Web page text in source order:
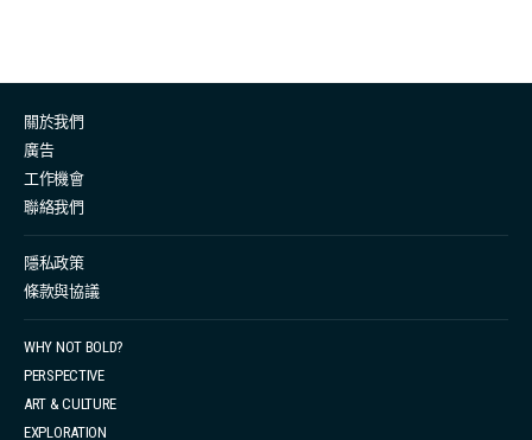
責銷售高級女性睡袍，卻發現僅有少數人有興趣。他忽發
奇想，自己找到便宜的布料，開了一家專門生產價格實
惠、樣式新穎的睡袍服裝店。這個品牌的營銷策略在於擅
用「便宜」的材料，生產一些市面上的「昂貴」款式，再
把價格減半，結果大受歡迎。 Amancio 後來有一個女兒，
名叫 Marta。她於大學畢業後決定由底層做起，到父親的
分店做著小店員的工作，由摺衫熨衫，到補倉、收銀，一
邊學習，一邊熟習公司架構，一做便是十五年，從未有過
特殊待遇。2022 年，這個女兒終於接手了父親的生意，並
關於我們
廣告
工作機會
聯絡我們
隱私政策
條款與協議
WHY NOT BOLD?
PERSPECTIVE
ART & CULTURE
EXPLORATION